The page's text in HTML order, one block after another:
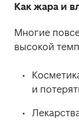
Как жара и
Многие
высокой
и